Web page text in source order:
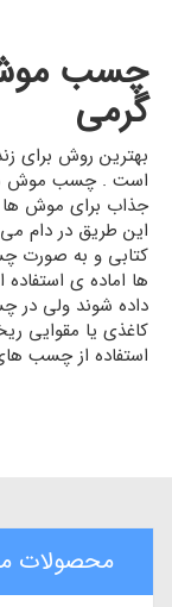
گرمی
بهترین روش برای
است . چسب موش
جذاب برای موش ها
این طریق در دام
کتابی و به صورت
ها اماده ی
داده شوند ولی
کاغذی یا مقوایی
استفاده از چسب
محصولات